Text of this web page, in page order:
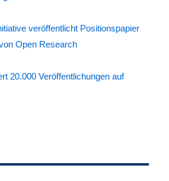
veröffentlicht Positionspapier
Open Research
20.000 Veröffentlichungen auf